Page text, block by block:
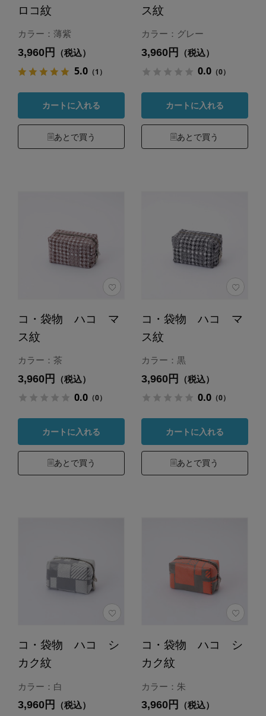
ロコ紋
カラー：薄紫
3,960円 （税込）
5.0（1）
カートに入れる
あとで買う
ス紋
カラー：グレー
3,960円 （税込）
0.0（0）
カートに入れる
あとで買う
コ・袋物 ハコ マ
ス紋
カラー：茶
3,960円 （税込）
0.0（0）
カートに入れる
あとで買う
コ・袋物 ハコ マ
ス紋
カラー：黒
3,960円 （税込）
0.0（0）
カートに入れる
あとで買う
コ・袋物 ハコ シ
カク紋
カラー：白
3,960円 （税込）
コ・袋物 ハコ シ
カク紋
カラー：朱
3,960円 （税込）